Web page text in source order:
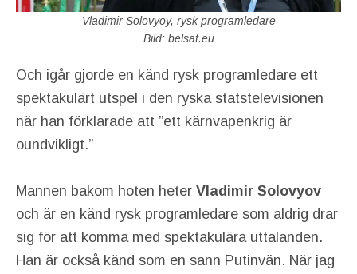
Vladimir Solovyoy, rysk programledare
Bild: belsat.eu
Och igår gjorde en känd rysk programledare ett
spektakulärt utspel i den ryska statstelevisionen
när han förklarade att ”ett kärnvapenkrig är
oundvikligt.”
Mannen bakom hoten heter Vladimir Solovyov
och är en känd rysk programledare som aldrig drar
sig för att komma med spektakulära uttalanden.
Han är också känd som en sann Putinvän. När jag